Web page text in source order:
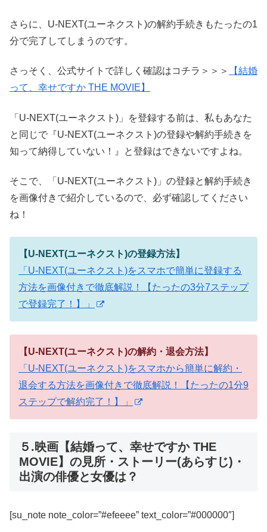
さらに、U-NEXT(ユーネクスト)の解約手続きもたったの1
分で完了してしまうのです。
さっそく、公式サイトで詳しく確認はコチラ＞＞＞
【結婚
って、幸せですか THE MOVIE】
「U-NEXT(ユーネクスト)」を登録する前は、私もあなた
と同じで『U-NEXT(ユーネクスト)の登録や解約手続きを
知って納得していない！』と登録はできないですよね。
そこで、「U-NEXT(ユーネクスト)」の登録と解約手続き
を画像付きで紹介しているので、必ず確認してください
ね！
【U-NEXT(ユーネクスト)の登録方法】
「U-NEXT(ユーネクスト)をスマホで簡単に登録する
方法を画像付きで徹底解説！【たったの3分7ステップ
で登録完了！】」
【U-NEXT(ユーネクスト)の解約・退会方法】
「U-NEXT(ユーネクスト)をスマホから簡単に解約・
退会する方法を画像付きで徹底解説！【たったの1分9
ステップで解約完了！】」
５.映画【結婚って、幸せですか THE
MOVIE】の見所・ストーリー(あらすじ)・
出演の俳優と女優は？
[su_note note_color=”#efeeee” text_color=”#000000″]